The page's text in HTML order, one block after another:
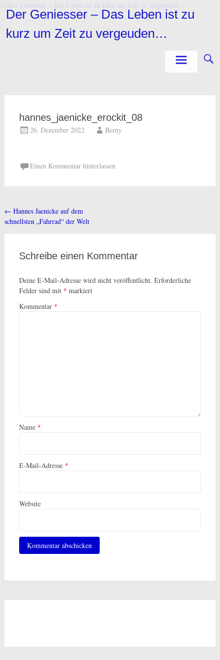
Zum
InhaltDer Geniesser – Das Leben ist zu
kurz um Zeit zu vergeuden…
hannes_jaenicke_erockit_08
26. Dezember 2022 Berny
Einen Kommentar hinterlassen
Beitragsnavigation
← Hannes Jaenicke auf dem
schnellsten „Fahrrad“ der Welt
Schreibe einen Kommentar
Deine E-Mail-Adresse wird nicht veröffentlicht. Erforderliche
Felder sind mit * markiert
Kommentar *
Name *
E-Mail-Adresse *
Website